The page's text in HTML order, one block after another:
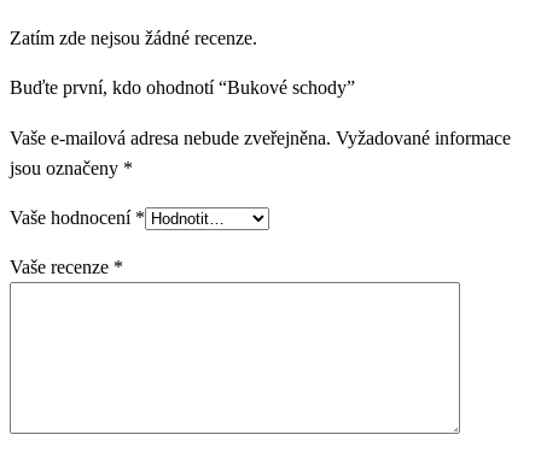
Zatím zde nejsou žádné recenze.
Buďte první, kdo ohodnotí “Bukové schody”
Vaše e-mailová adresa nebude zveřejněna. Vyžadované informace
jsou označeny *
Vaše hodnocení *
Vaše recenze *